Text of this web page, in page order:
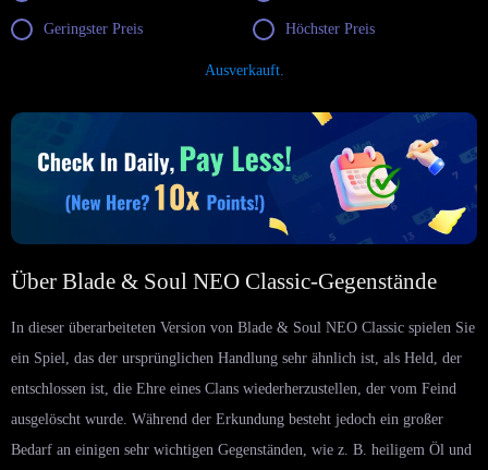
Geringster Preis Höchster Preis
Ausverkauft.
Über Blade & Soul NEO Classic-Gegenstände
In dieser überarbeiteten Version von Blade & Soul NEO Classic spielen Sie
ein Spiel, das der ursprünglichen Handlung sehr ähnlich ist, als Held, der
entschlossen ist, die Ehre eines Clans wiederherzustellen, der vom Feind
ausgelöscht wurde. Während der Erkundung besteht jedoch ein großer
Bedarf an einigen sehr wichtigen Gegenständen, wie z. B. heiligem Öl und